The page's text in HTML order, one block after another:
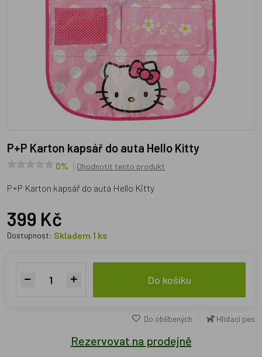
P+P Karton kapsář do auta Hello Kitty
0% Ohodnotit tento produkt
P+P Karton kapsář do auta Hello Kitty
399 Kč
Dostupnost: Skladem 1 ks
Do košíku
Do oblíbených Hlídací pes
Rezervovat na prodejně